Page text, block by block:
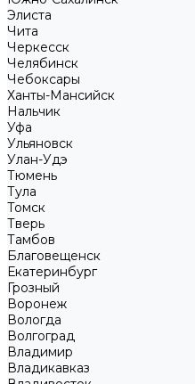
Элиста
Чита
Черкесск
Челябинск
Чебоксары
Ханты-Мансийск
Нальчик
Уфа
Ульяновск
Улан-Удэ
Тюмень
Тула
Томск
Тверь
Тамбов
Благовещенск
Екатеринбург
Грозный
Воронеж
Вологда
Волгоград
Владимир
Владикавказ